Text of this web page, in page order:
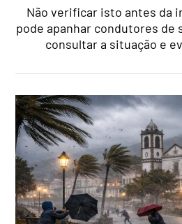
Não verificar isto antes da
pode apanhar condutores de
consultar a situação e